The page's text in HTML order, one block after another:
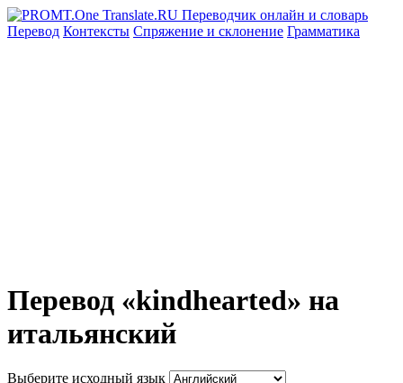
Перевод Контексты Спряжение и склонение Грамматика
Перевод «kindhearted» на
итальянский
Выберите исходный язык